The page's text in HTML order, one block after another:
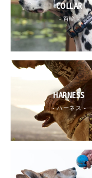
COLLAR
- 首輪 -
HARNESS
- ハーネス -